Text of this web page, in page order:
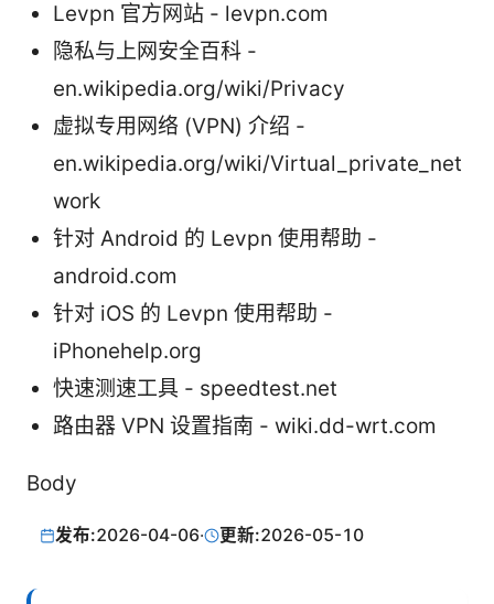
Levpn 官方网站 - levpn.com
隐私与上网安全百科 -
en.wikipedia.org/wiki/Privacy
虚拟专用网络 (VPN) 介绍 -
en.wikipedia.org/wiki/Virtual_private_net
work
针对 Android 的 Levpn 使用帮助 -
android.com
针对 iOS 的 Levpn 使用帮助 -
iPhonehelp.org
快速测速工具 - speedtest.net
路由器 VPN 设置指南 - wiki.dd-wrt.com
Body
发布:2026-04-06· 更新:2026-05-10